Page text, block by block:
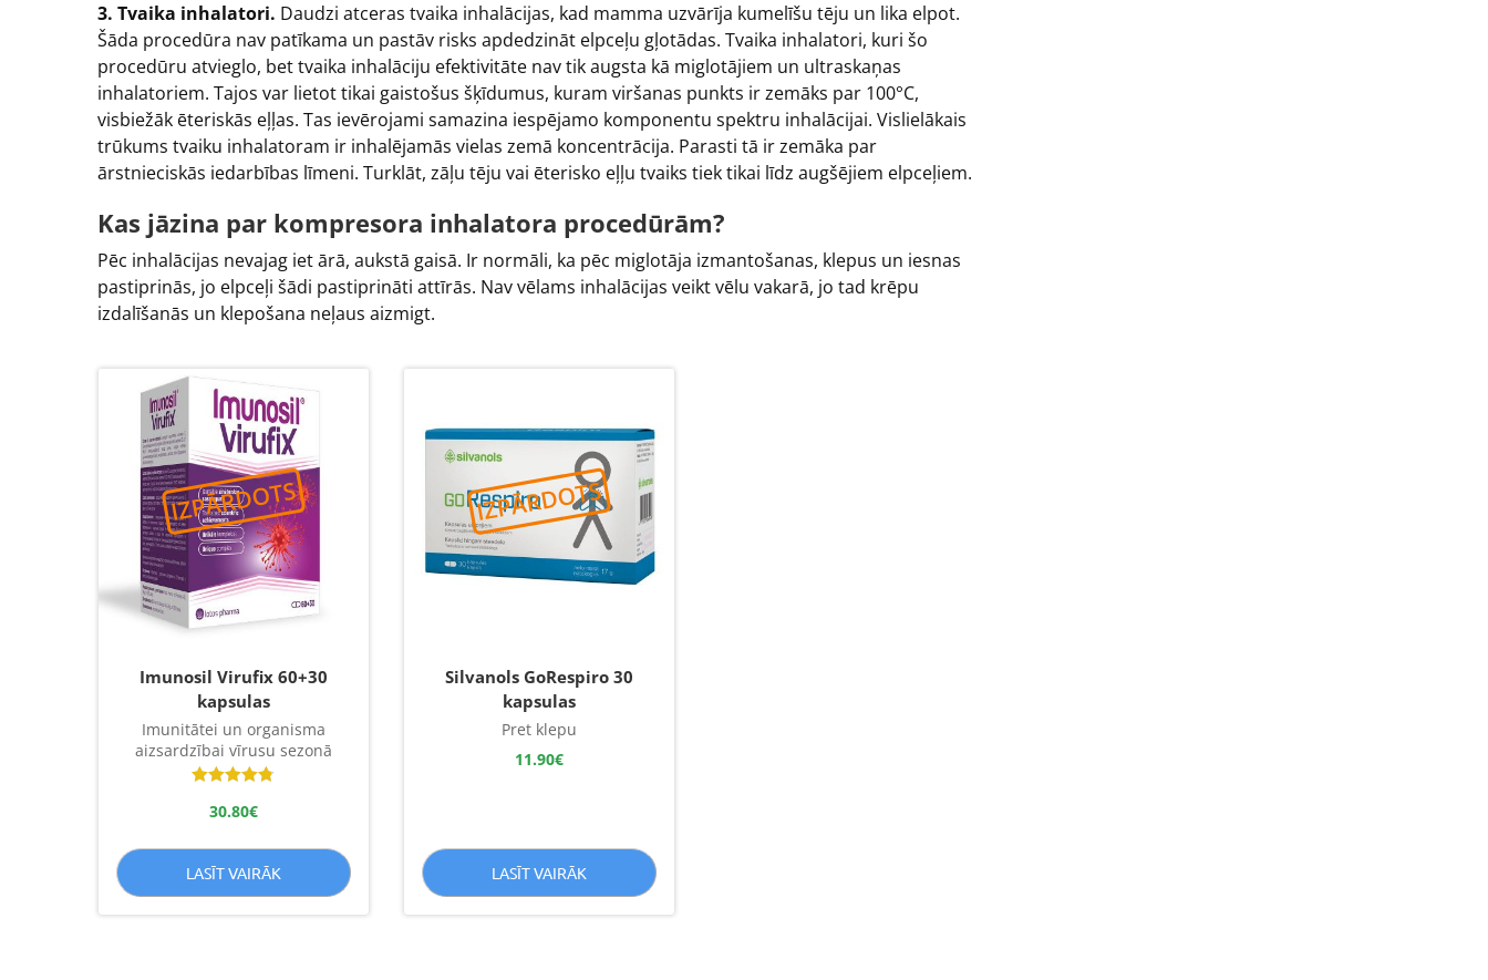
3. Tvaika inhalatori. Daudzi atceras tvaika inhalācijas, kad mamma uzvārīja kumelīšu tēju un lika elpot.
Šāda procedūra nav patīkama un pastāv risks apdedzināt elpceļu gļotādas. Tvaika inhalatori, kuri šo
procedūru atvieglo, bet tvaika inhalāciju efektivitāte nav tik augsta kā miglotājiem un ultraskaņas
inhalatoriem. Tajos var lietot tikai gaistošus šķīdumus, kuram viršanas punkts ir zemāks par 100°C,
visbiežāk ēteriskās eļļas. Tas ievērojami samazina iespējamo komponentu spektru inhalācijai. Vislielākais
trūkums tvaiku inhalatoram ir inhalējamās vielas zemā koncentrācija. Parasti tā ir zemāka par
ārstnieciskās iedarbības līmeni. Turklāt, zāļu tēju vai ēterisko eļļu tvaiks tiek tikai līdz augšējiem elpceļiem.
Kas jāzina par kompresora inhalatora procedūrām?
Pēc inhalācijas nevajag iet ārā, aukstā gaisā. Ir normāli, ka pēc miglotāja izmantošanas, klepus un iesnas
pastiprinās, jo elpceļi šādi pastiprināti attīrās. Nav vēlams inhalācijas veikt vēlu vakarā, jo tad krēpu
izdalīšanās un klepošana neļaus aizmigt.
Imunosil Virufix 60+30
kapsulas
Imunitātei un organisma
aizsardzībai vīrusu sezonā
ar
30.80€
LASĪT VAIRĀK
Silvanols GoRespiro 30
kapsulas
Pret klepu
11.90€
LASĪT VAIRĀK